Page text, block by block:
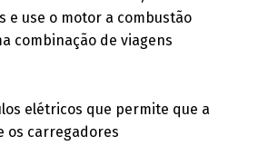
use o motor a combustão
combinação de viagens
elétricos que permite que a
os carregadores